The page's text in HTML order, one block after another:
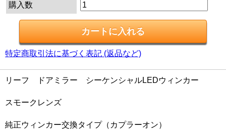
購入数
特定商取引法に基づく表記 (返品など)
リーフ ドアミラー シーケンシャルLEDウィンカー
スモークレンズ
純正ウィンカー交換タイプ（カプラーオン）